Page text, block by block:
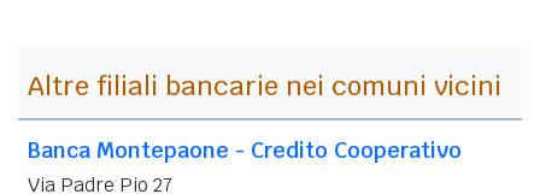
Altre filiali bancarie nei comuni vicini
Banca Montepaone - Credito Cooperativo
Via Padre Pio 27